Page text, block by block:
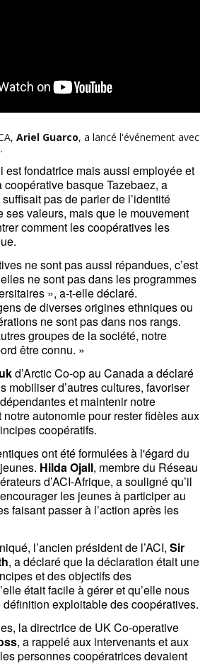
Ariel Guarco, a lancé l'événement avec
est fondatrice mais aussi employée et
basque Tazebaez, a
pas de parler de l’identité
ses valeurs, mais que le mouvement
comment les coopératives les
ne sont pas aussi répandues, c’est
ne sont pas dans les programmes
», a-t-elle déclaré.
de diverses origines ethniques ou
ne sont pas dans nos rangs.
groupes de la société, notre
être connu. »
d’Arctic Co-op au Canada a déclaré
mobiliser d’autres cultures, favoriser
et maintenir notre
autonomie pour rester fidèles aux
coopératifs.
ont été formulées à l'égard du
Hilda Ojall, membre du Réseau
d’ACI-Afrique, a souligné qu’il
les jeunes à participer au
faisant passer à l’action après les
l’ancien président de l’ACI, Sir
, a déclaré que la déclaration était une
et des objectifs des
était facile à gérer et qu’elle nous
exploitable des coopératives.
la directrice de UK Co-operative
, a rappelé aux intervenants et aux
personnes coopératrices devaient